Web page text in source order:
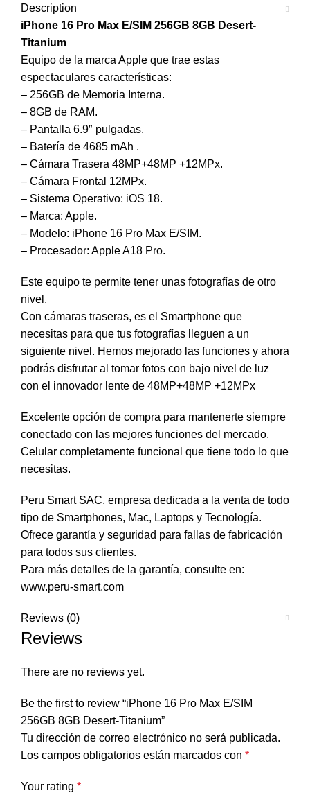
Description
iPhone 16 Pro Max E/SIM 256GB 8GB Desert-
Titanium
Equipo de la marca Apple que trae estas
espectaculares características:
– 256GB de Memoria Interna.
– 8GB de RAM.
– Pantalla 6.9″ pulgadas.
– Batería de 4685 mAh .
– Cámara Trasera 48MP+48MP +12MPx.
– Cámara Frontal 12MPx.
– Sistema Operativo: iOS 18.
– Marca: Apple.
– Modelo: iPhone 16 Pro Max E/SIM.
– Procesador: Apple A18 Pro.
Este equipo te permite tener unas fotografías de otro
nivel.
Con cámaras traseras, es el Smartphone que
necesitas para que tus fotografías lleguen a un
siguiente nivel. Hemos mejorado las funciones y ahora
podrás disfrutar al tomar fotos con bajo nivel de luz
con el innovador lente de 48MP+48MP +12MPx
Excelente opción de compra para mantenerte siempre
conectado con las mejores funciones del mercado.
Celular completamente funcional que tiene todo lo que
necesitas.
Peru Smart SAC, empresa dedicada a la venta de todo
tipo de Smartphones, Mac, Laptops y Tecnología.
Ofrece garantía y seguridad para fallas de fabricación
para todos sus clientes.
Para más detalles de la garantía, consulte en:
www.peru-smart.com
Reviews (0)
Reviews
There are no reviews yet.
Be the first to review “iPhone 16 Pro Max E/SIM
256GB 8GB Desert-Titanium”
Tu dirección de correo electrónico no será publicada.
Los campos obligatorios están marcados con *
Your rating *